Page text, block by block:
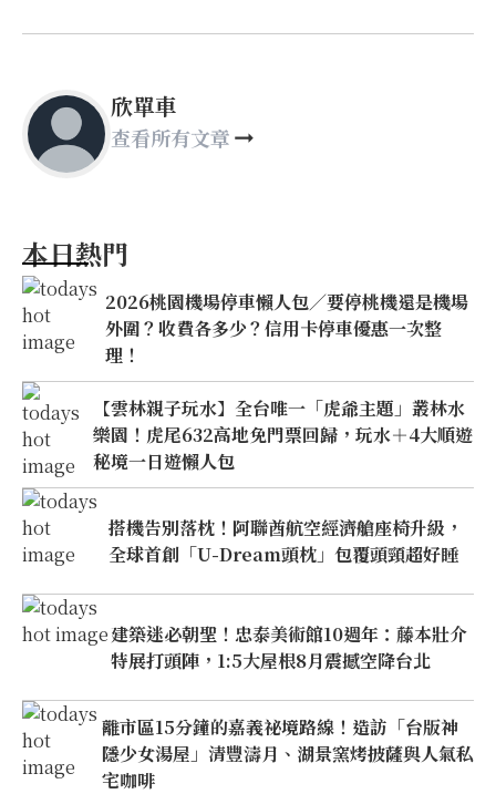
欣單車
查看所有文章
本日熱門
2026桃園機場停車懶人包／要停桃機還是機場
外圍？收費各多少？信用卡停車優惠一次整
理！
【雲林親子玩水】全台唯一「虎爺主題」叢林水
樂園！虎尾632高地免門票回歸，玩水＋4大順遊
秘境一日遊懶人包
搭機告別落枕！阿聯酋航空經濟艙座椅升級，
全球首創「U-Dream頭枕」包覆頭頸超好睡
建築迷必朝聖！忠泰美術館10週年：藤本壯介
特展打頭陣，1:5大屋根8月震撼空降台北
離市區15分鐘的嘉義祕境路線！造訪「台版神
隱少女湯屋」清豐濤月、湖景窯烤披薩與人氣私
宅咖啡